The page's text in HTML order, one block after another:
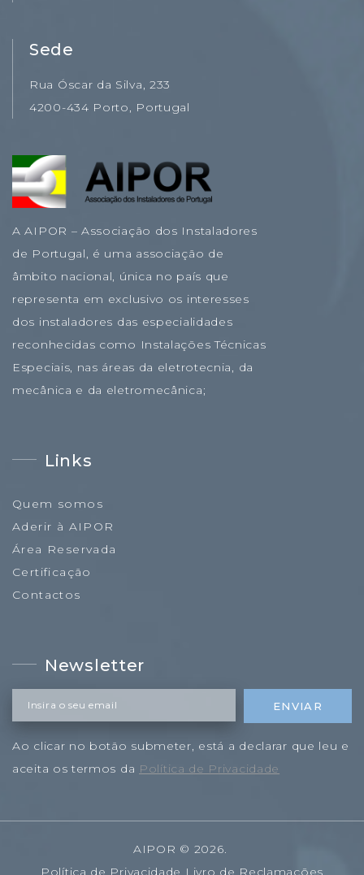
Sede
Rua Óscar da Silva, 233
4200-434 Porto, Portugal
A AIPOR – Associação dos Instaladores
de Portugal, é uma associação de
âmbito nacional, única no país que
representa em exclusivo os interesses
dos instaladores das especialidades
reconhecidas como Instalações Técnicas
Especiais, nas áreas da eletrotecnia, da
mecânica e da eletromecânica;
Links
Quem somos
Aderir à AIPOR
Área Reservada
Certificação
Contactos
Newsletter
Insira o seu email ENVIAR
Ao clicar no botão submeter, está a declarar que leu e
aceita os termos da Política de Privacidade
AIPOR © 2026.
Política de Privacidade Livro de Reclamações